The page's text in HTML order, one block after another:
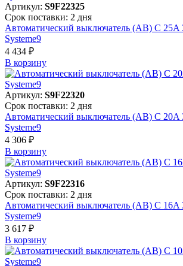
Артикул: S9F22325
Срок поставки: 2 дня
Автоматический выключатель (АВ) C 25A
Systeme9
4 434 ₽
В корзинy
Артикул: S9F22320
Срок поставки: 2 дня
Автоматический выключатель (АВ) C 20A
Systeme9
4 306 ₽
В корзинy
Артикул: S9F22316
Срок поставки: 2 дня
Автоматический выключатель (АВ) C 16A
Systeme9
3 617 ₽
В корзинy